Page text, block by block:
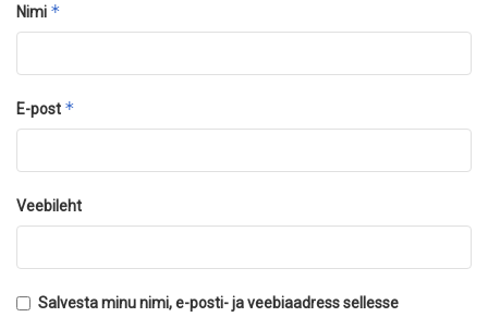
Nimi *
E-post *
Veebileht
Salvesta minu nimi, e-posti- ja veebiaadress sellesse